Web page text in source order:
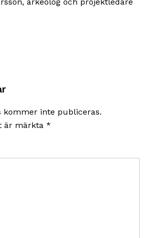
kommer inte publiceras.
är märkta *